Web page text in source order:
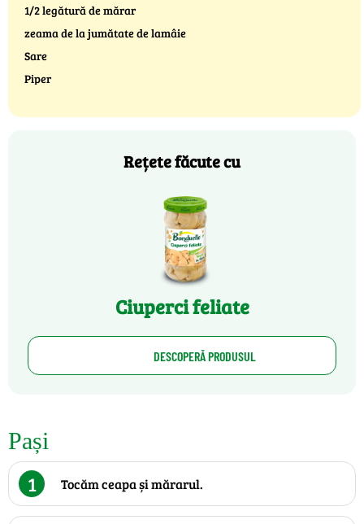
1/2 legătură de mărar
zeama de la jumătate de lamâie
Sare
Piper
Rețete făcute cu
Ciuperci feliate
DESCOPERĂ PRODUSUL
Pași
1
Tocăm ceapa și mărarul.